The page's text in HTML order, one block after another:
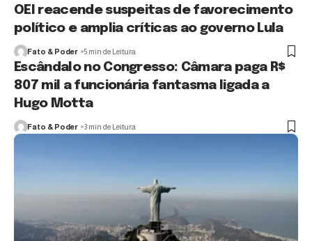
OEI reacende suspeitas de favorecimento
político e amplia críticas ao governo Lula
Fato & Poder 5 min de Leitura
Escândalo no Congresso: Câmara paga R$
807 mil a funcionária fantasma ligada a
Hugo Motta
Fato & Poder 3 min de Leitura